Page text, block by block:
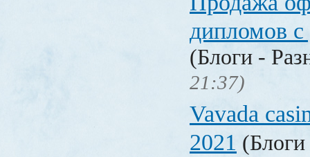
дипломов с
(Блоги -
21:37)
Vavada
2021